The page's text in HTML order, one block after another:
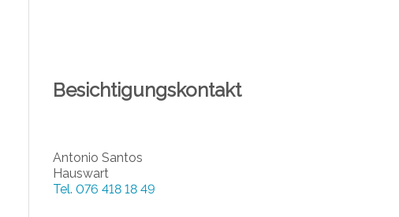
Besichtigungskontakt
Antonio Santos
Hauswart
Tel. 076 418 18 49